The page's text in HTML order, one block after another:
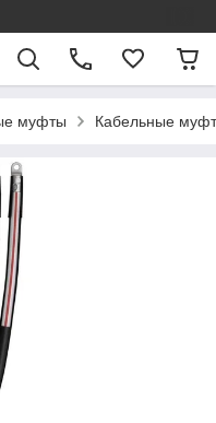
муфты Кабельные